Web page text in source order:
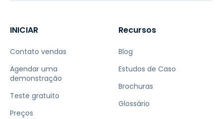
INICIAR
Contato vendas
Agendar uma
demonstração
Teste gratuito
Preços
Recursos
Blog
Estudos de Caso
Brochuras
Glossário